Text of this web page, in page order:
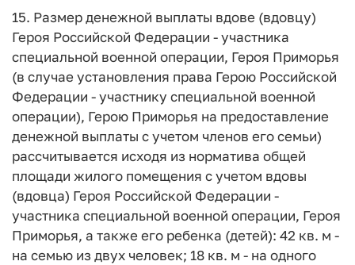
15. Размер денежной выплаты вдове (вдовцу)
Героя Российской Федерации - участника
специальной военной операции, Героя Приморья
(в случае установления права Герою Российской
Федерации - участнику специальной военной
операции), Герою Приморья на предоставление
денежной выплаты с учетом членов его семьи)
рассчитывается исходя из норматива общей
площади жилого помещения с учетом вдовы
(вдовца) Героя Российской Федерации -
участника специальной военной операции, Героя
Приморья, а также его ребенка (детей): 42 кв. м -
на семью из двух человек; 18 кв. м - на одного